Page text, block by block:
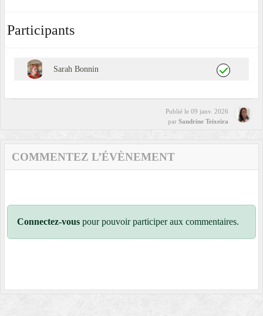
Participants
Sarah Bonnin
Publié le 09 janv. 2026
par Sandrine Teixeira
COMMENTEZ L’ÉVÈNEMENT
Connectez-vous pour pouvoir participer aux commentaires.